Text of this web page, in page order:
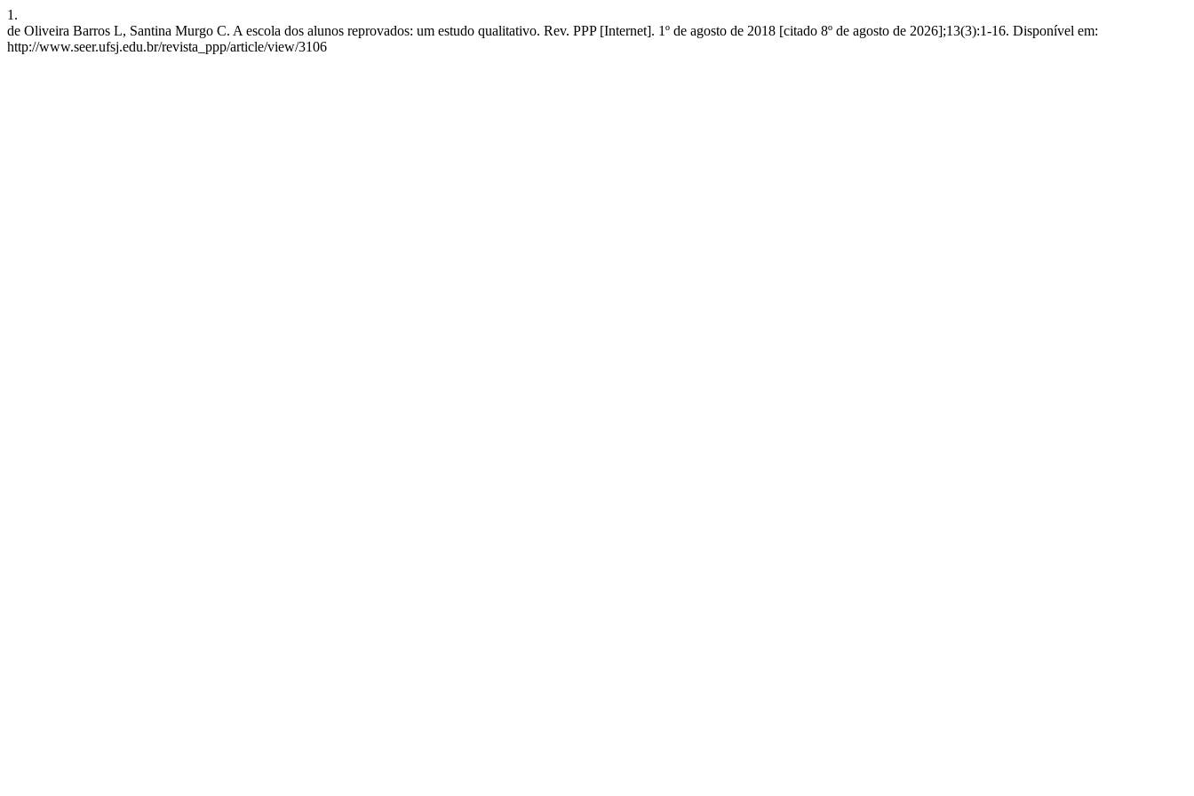
1.
de Oliveira Barros L, Santina Murgo C. A escola dos alunos reprovados: um estudo qualitativo. Rev. PPP [Internet]. 1º de agosto de 2018 [citado 8º de agosto de 2026];13(3):1-16. Disponível em:
http://www.seer.ufsj.edu.br/revista_ppp/article/view/3106